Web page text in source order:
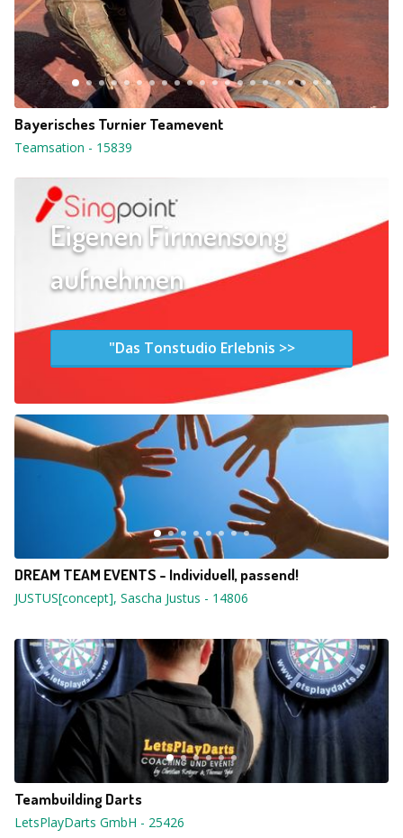
Bayerisches Turnier Teamevent
Teamsation - 15839
Eigenen Firmensong
aufnehmen
"Das Tonstudio Erlebnis >>
DREAM TEAM EVENTS - Individuell, passend!
JUSTUS[concept], Sascha Justus - 14806
Teambuilding Darts
LetsPlayDarts GmbH - 25426